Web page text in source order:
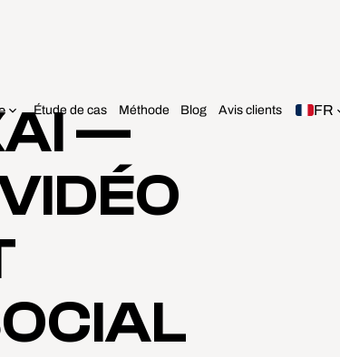
Étude de cas Méthode Blog Avis clients FR
—